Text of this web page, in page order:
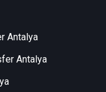
Antalya
Antalya